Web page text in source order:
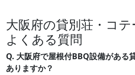
大阪府の貸別荘・コ
よくある質問
Q. 大阪府で屋根付BBQ設備がある
ありますか？